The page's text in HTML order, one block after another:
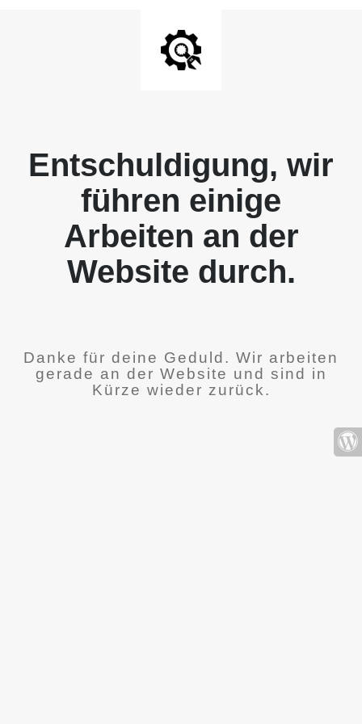
Entschuldigung, wir
führen einige
Arbeiten an der
Website durch.
Danke für deine Geduld. Wir arbeiten
gerade an der Website und sind in
Kürze wieder zurück.